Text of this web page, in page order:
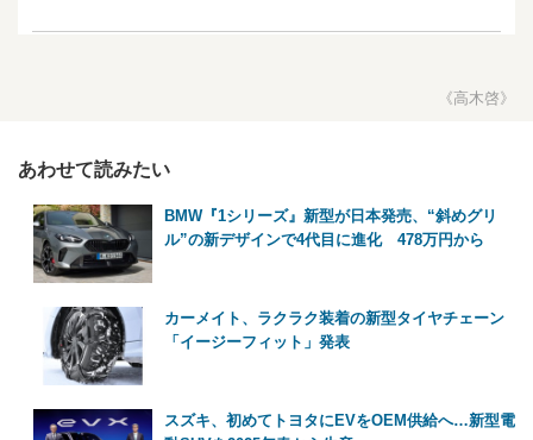
《高木啓》
あわせて読みたい
BMW『1シリーズ』新型が日本発売、“斜めグリ
ル”の新デザインで4代目に進化 478万円から
カーメイト、ラクラク装着の新型タイヤチェーン
「イージーフィット」発表
スズキ、初めてトヨタにEVをOEM供給へ…新型電